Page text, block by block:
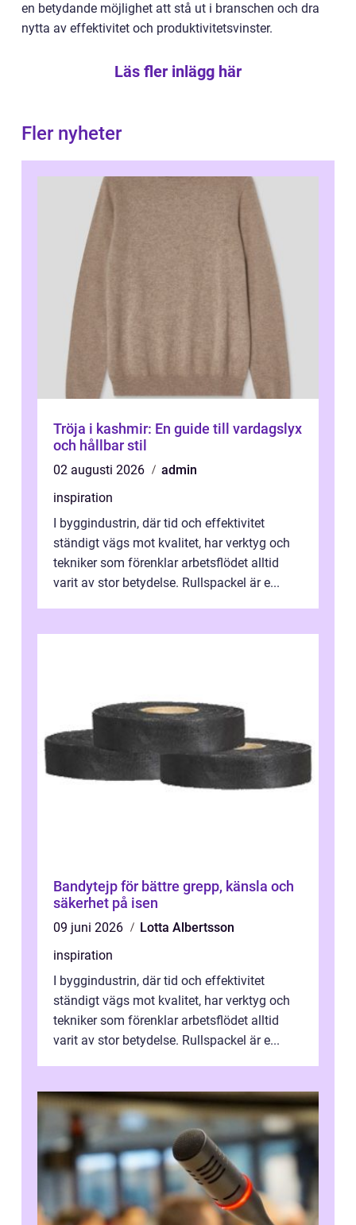
en betydande möjlighet att stå ut i branschen och dra
nytta av effektivitet och produktivitetsvinster.
Läs fler inlägg här
Fler nyheter
Tröja i kashmir: En guide till vardagslyx
och hållbar stil
02 augusti 2026
admin
inspiration
I byggindustrin, där tid och effektivitet
ständigt vägs mot kvalitet, har verktyg och
tekniker som förenklar arbetsflödet alltid
varit av stor betydelse. Rullspackel är e...
Bandytejp för bättre grepp, känsla och
säkerhet på isen
09 juni 2026
Lotta Albertsson
inspiration
I byggindustrin, där tid och effektivitet
ständigt vägs mot kvalitet, har verktyg och
tekniker som förenklar arbetsflödet alltid
varit av stor betydelse. Rullspackel är e...